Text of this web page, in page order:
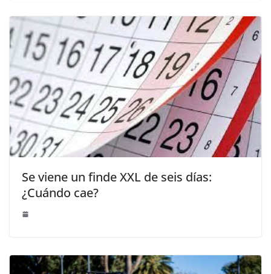
Se viene un finde XXL de seis días:
¿Cuándo cae?